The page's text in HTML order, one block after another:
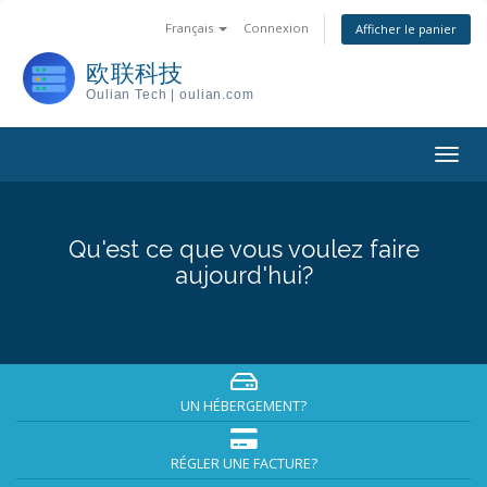
Français Connexion Afficher le panier
欧联科技
Oulian Tech | oulian.com
Qu'est ce que vous voulez faire
aujourd'hui?
UN HÉBERGEMENT?
RÉGLER UNE FACTURE?